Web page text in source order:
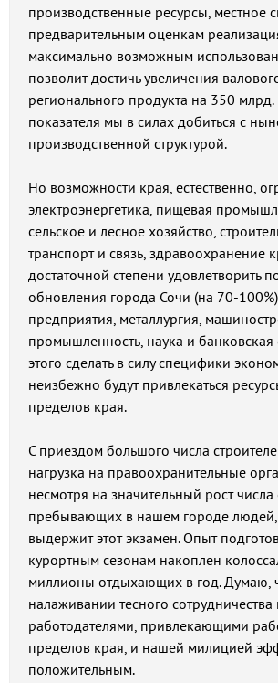
производственные ресурсы, местное
предварительным оценкам
максимально возможным
позволит достичь увеличения
регионального продукта на 350 млрд.
показателя мы в силах добиться с
производственной структурой.
Но возможности края, естественно,
электроэнергетика, пищевая
сельское и лесное хозяйство,
транспорт и связь, здравоохранение
достаточной степени удовлетворить
обновления города Сочи (на 70-
предприятия, металлургия,
промышленность, наука и банковская
этого сделать в силу специфики
неизбежно будут привлекаться
пределов края.
С приездом большого числа
нагрузка на правоохранительные
несмотря на значительный рост
пребывающих в нашем городе
выдержит этот экзамен. Опыт
курортным сезонам накоплен
миллионы отдыхающих в год. Думаю,
налаживании тесного
работодателями, привлекающими
пределов края, и нашей милицией
положительным.